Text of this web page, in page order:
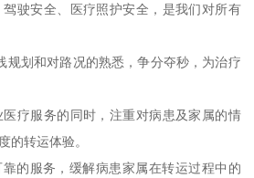
驶安全、医疗照护安全，是我们对所有
规划和对路况的熟悉，争分夺秒，为治疗
疗服务的同时，注重对病患及家属的情
的转运体验。
的服务，缓解病患家属在转运过程中的